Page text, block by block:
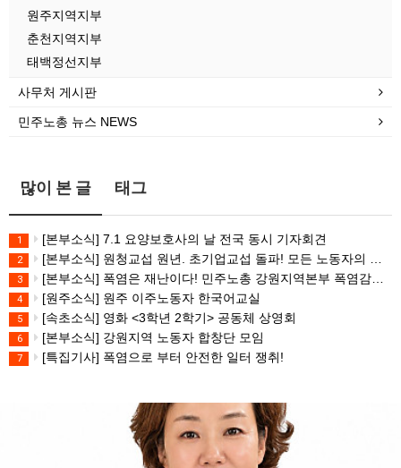
원주지역지부
춘천지역지부
태백정선지부
사무처 게시판
민주노총 뉴스 NEWS
많이 본 글 태그
1 [본부소식] 7.1 요양보호사의 날 전국 동시 기자회견
2 [본부소식] 원청교섭 원년. 초기업교섭 돌파! 모든 노동자의 노동기본권 쟁취! 민주노총 7.15 총파업대회
3 [본부소식] 폭염은 재난이다! 민주노총 강원지역본부 폭염감시단 선포 기자회견
4 [원주소식] 원주 이주노동자 한국어교실
5 [속초소식] 영화 <3학년 2학기> 공동체 상영회
6 [본부소식] 강원지역 노동자 합창단 모임
7 [특집기사] 폭염으로 부터 안전한 일터 쟁취!